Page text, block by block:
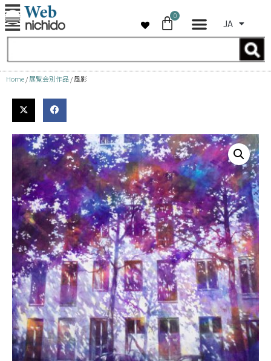
コ
テ
ン
ス
キ
ッ
0
JA
Home/展覧会別作品 / 風影